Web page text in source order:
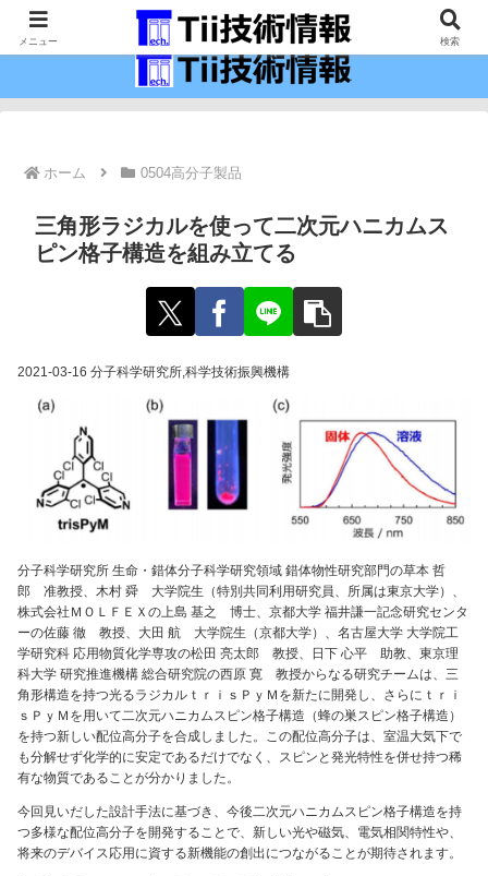
最新の科学技術の情報インフラ。
ホーム 0504高分子製品
三角形ラジカルを使って二次元ハニカムス
ピン格子構造を組み立てる
2021-03-16 分子科学研究所,科学技術振興機構
分子科学研究所 生命・錯体分子科学研究領域 錯体物性研究部門の草本 哲
郎 准教授、木村 舜 大学院生（特別共同利用研究員、所属は東京大学）、
株式会社ＭＯＬＦＥＸの上島 基之 博士、京都大学 福井謙一記念研究センタ
ーの佐藤 徹 教授、大田 航 大学院生（京都大学）、名古屋大学 大学院工
学研究科 応用物質化学専攻の松田 亮太郎 教授、日下 心平 助教、東京理
科大学 研究推進機構 総合研究院の西原 寛 教授からなる研究チームは、三
角形構造を持つ光るラジカルｔｒｉｓＰｙＭを新たに開発し、さらにｔｒｉ
ｓＰｙＭを用いて二次元ハニカムスピン格子構造（蜂の巣スピン格子構造）
を持つ新しい配位高分子を合成しました。この配位高分子は、室温大気下で
も分解せず化学的に安定であるだけでなく、スピンと発光特性を併せ持つ稀
有な物質であることが分かりました。
今回見いだした設計手法に基づき、今後二次元ハニカムスピン格子構造を持
つ多様な配位高分子を開発することで、新しい光や磁気、電気相関特性や、
将来のデバイス応用に資する新機能の創出につながることが期待されます。
メニュー 検索